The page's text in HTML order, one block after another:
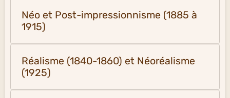
Néo et Post-impressionnisme (1885 à
1915)
Réalisme (1840-1860) et Néoréalisme
(1925)